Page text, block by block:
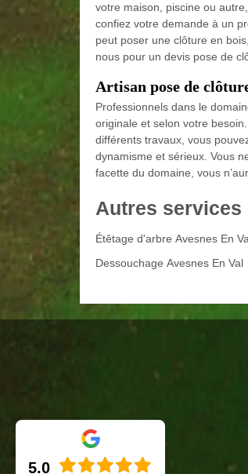
votre maison, piscine ou
confiez votre demande à un
peut poser une clôture en
nous pour un devis pose de
Artisan pose de
Professionnels dans le
originale et selon votre
différents travaux, vous
dynamisme et sérieux. Vous
facette du domaine, vous
Autres services
Étêtage d'arbre Avesnes En
Dessouchage Avesnes En Val
5.0